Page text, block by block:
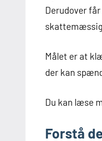
Derudover
Målet er at
der kan
Du kan læse
Forstå